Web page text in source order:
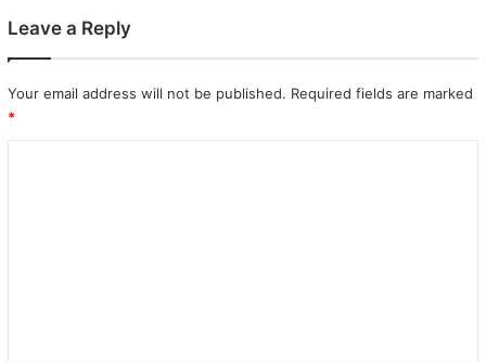
Leave a Reply
Your email address will not be published. Required fields are marked
*